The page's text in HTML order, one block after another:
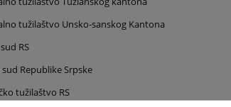
tužilaštvo Unsko-sanskog Kantona
RS
Republike Srpske
tužilaštvo RS